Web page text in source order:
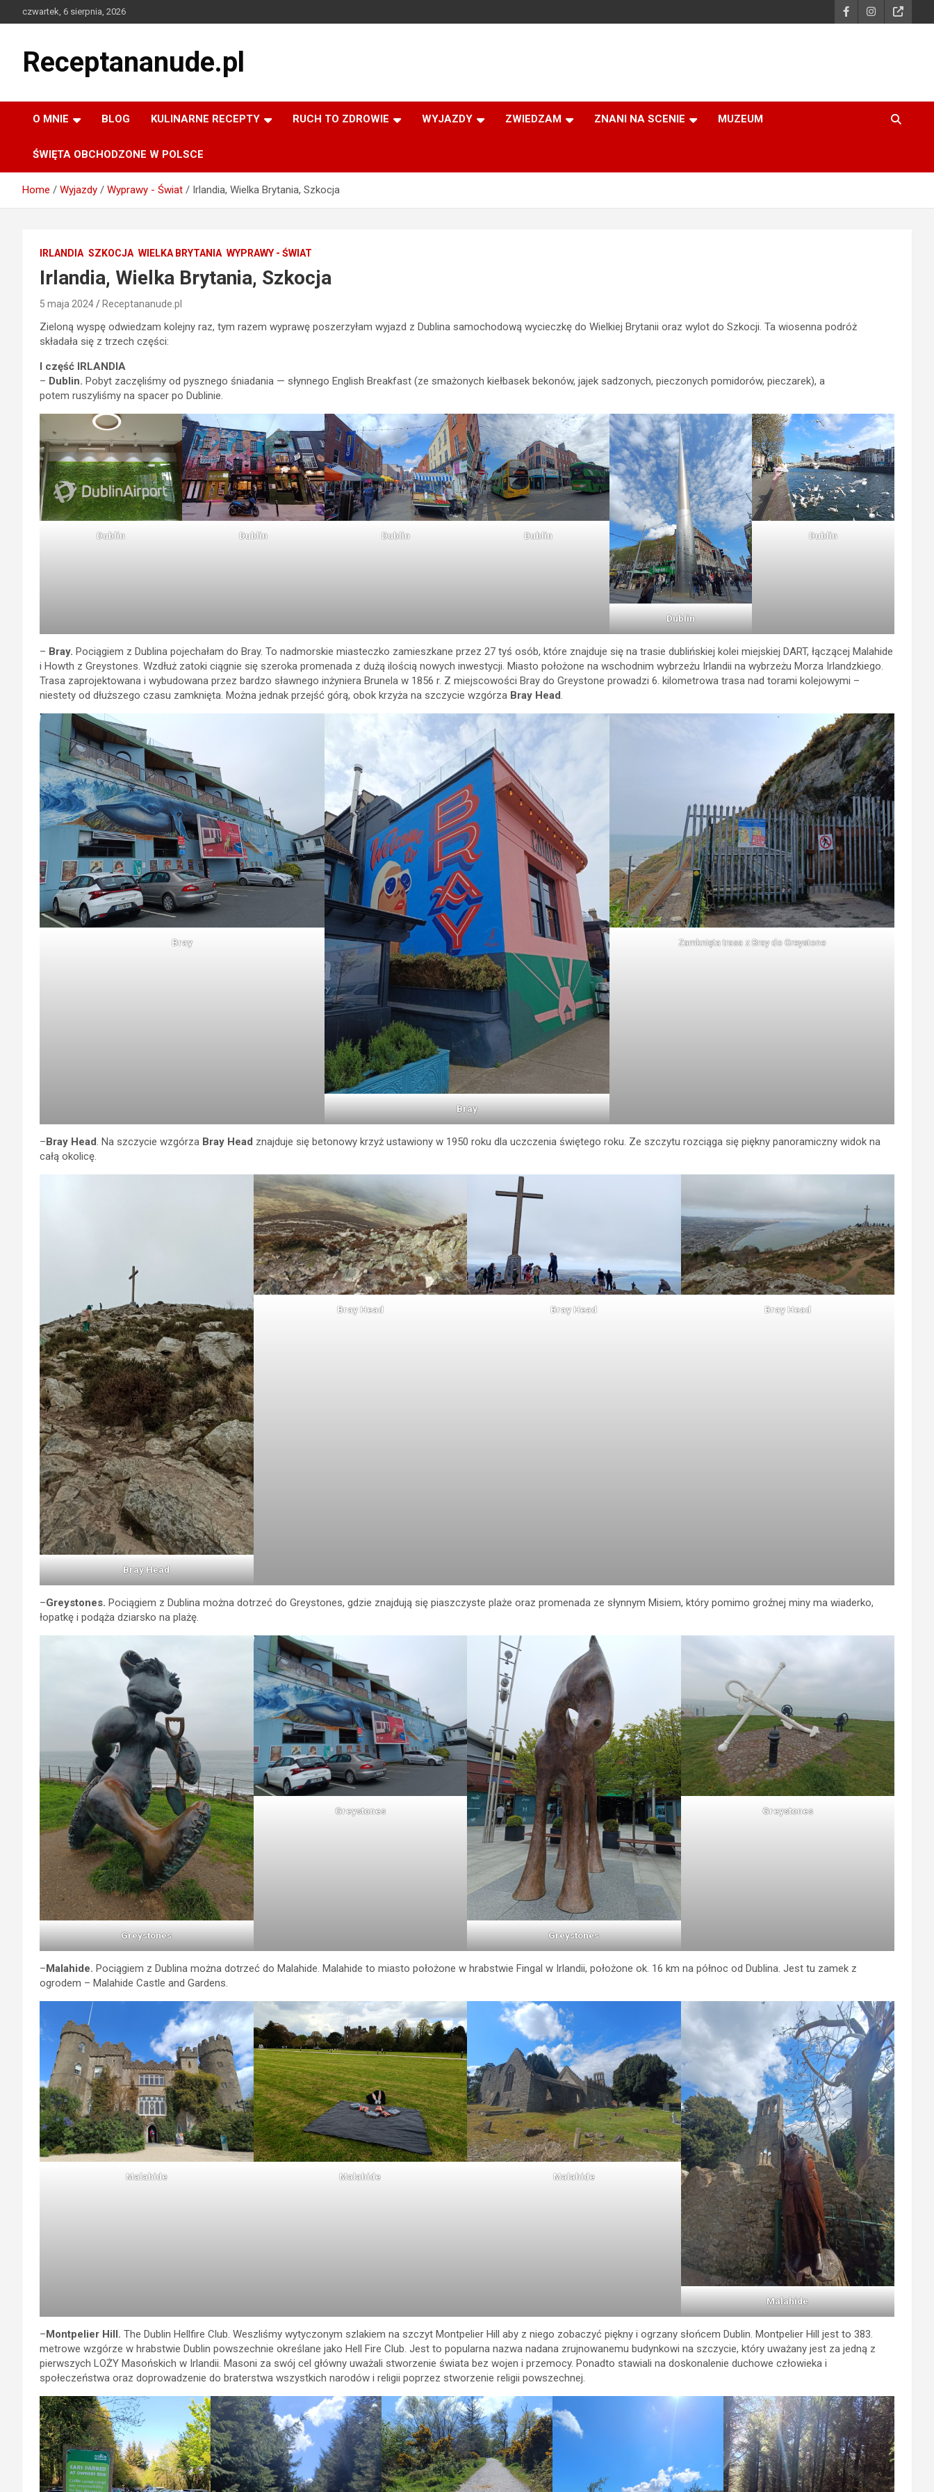
to
czwartek, 6 sierpnia, 2026
Receptananude.pl
O MNIE BLOG KULINARNE RECEPTY RUCH TO ZDROWIE WYJAZDY ZWIEDZAM ZNANI NA SCENIE MUZEUM
ŚWIĘTA OBCHODZONE W POLSCE
Home Wyjazdy Wyprawy - Świat Irlandia, Wielka Brytania, Szkocja
IRLANDIA SZKOCJA WIELKA BRYTANIA WYPRAWY - ŚWIAT
Irlandia, Wielka Brytania, Szkocja
5 maja 2024 Receptananude.pl
Zieloną wyspę odwiedzam kolejny raz, tym razem wyprawę poszerzyłam wyjazd z Dublina samochodową wycieczkę do Wielkiej Brytanii oraz wylot do Szkocji. Ta wiosenna podróż
składała się z trzech części:
I część IRLANDIA
– Dublin. Pobyt zaczęliśmy od pysznego śniadania — słynnego English Breakfast (ze smażonych kiełbasek bekonów, jajek sadzonych, pieczonych pomidorów, pieczarek), a
potem ruszyliśmy na spacer po Dublinie.
Dublin Dublin Dublin Dublin
Dublin
Dublin
– Bray. Pociągiem z Dublina pojechałam do Bray. To nadmorskie miasteczko zamieszkane przez 27 tyś osób, które znajduje się na trasie dublińskiej kolei miejskiej DART, łączącej Malahide
i Howth z Greystones. Wzdłuż zatoki ciągnie się szeroka promenada z dużą ilością nowych inwestycji. Miasto położone na wschodnim wybrzeżu Irlandii na wybrzeżu Morza Irlandzkiego.
Trasa zaprojektowana i wybudowana przez bardzo sławnego inżyniera Brunela w 1856 r. Z miejscowości Bray do Greystone prowadzi 6. kilometrowa trasa nad torami kolejowymi –
niestety od dłuższego czasu zamknięta. Można jednak przejść górą, obok krzyża na szczycie wzgórza Bray Head.
Bray
Bray
Zamknięta trasa z Bray do Greystone
–Bray Head. Na szczycie wzgórza Bray Head znajduje się betonowy krzyż ustawiony w 1950 roku dla uczczenia świętego roku. Ze szczytu rozciąga się piękny panoramiczny widok na
całą okolicę.
Bray Head
Bray Head Bray Head Bray Head
–Greystones. Pociągiem z Dublina można dotrzeć do Greystones, gdzie znajdują się piaszczyste plaże oraz promenada ze słynnym Misiem, który pomimo groźnej miny ma wiaderko,
łopatkę i podąża dziarsko na plażę.
Greystones
Greystones
Greystones
Greystones
–Malahide. Pociągiem z Dublina można dotrzeć do Malahide. Malahide to miasto położone w hrabstwie Fingal w Irlandii, położone ok. 16 km na północ od Dublina. Jest tu zamek z
ogrodem – Malahide Castle and Gardens.
Malahide Malahide Malahide
Malahide
–Montpelier Hill. The Dublin Hellfire Club. Weszliśmy wytyczonym szlakiem na szczyt Montpelier Hill aby z niego zobaczyć piękny i ogrzany słońcem Dublin. Montpelier Hill jest to 383.
metrowe wzgórze w hrabstwie Dublin powszechnie określane jako Hell Fire Club. Jest to popularna nazwa nadana zrujnowanemu budynkowi na szczycie, który uważany jest za jedną z
pierwszych LOŻY Masońskich w Irlandii. Masoni za swój cel główny uważali stworzenie świata bez wojen i przemocy. Ponadto stawiali na doskonalenie duchowe człowieka i
społeczeństwa oraz doprowadzenie do braterstwa wszystkich narodów i religii poprzez stworzenie religii powszechnej.